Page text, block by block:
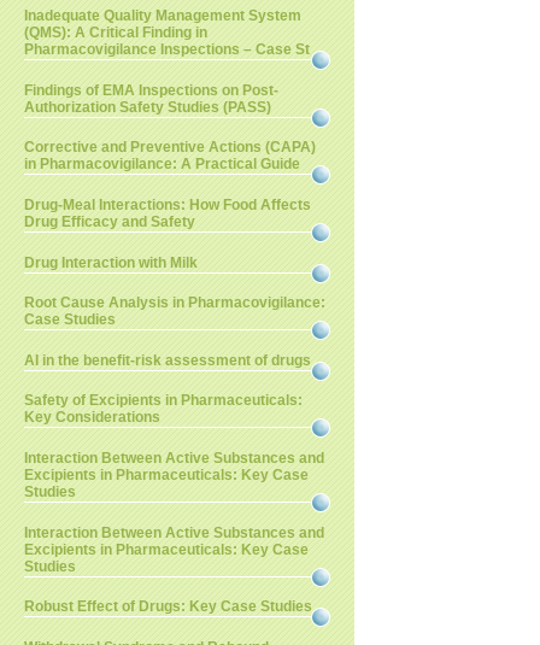
Inadequate Quality Management System
(QMS): A Critical Finding in
Pharmacovigilance Inspections – Case St
Findings of EMA Inspections on Post-
Authorization Safety Studies (PASS)
Corrective and Preventive Actions (CAPA)
in Pharmacovigilance: A Practical Guide
Drug-Meal Interactions: How Food Affects
Drug Efficacy and Safety
Drug Interaction with Milk
Root Cause Analysis in Pharmacovigilance:
Case Studies
AI in the benefit-risk assessment of drugs
Safety of Excipients in Pharmaceuticals:
Key Considerations
Interaction Between Active Substances and
Excipients in Pharmaceuticals: Key Case
Studies
Interaction Between Active Substances and
Excipients in Pharmaceuticals: Key Case
Studies
Robust Effect of Drugs: Key Case Studies